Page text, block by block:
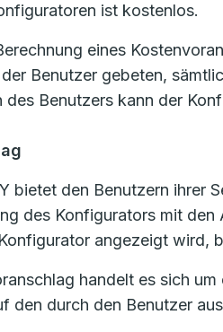
ist kostenlos.
eines
Benutzer gebeten,
Benutzers kann der
bietet den Benutzern ihrer
des Konfigurators mit
angezeigt wird,
handelt es sich
den durch den Benutzer